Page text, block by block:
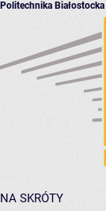
Politechnika Białostocka
NA SKRÓTY